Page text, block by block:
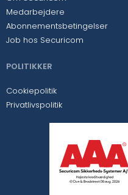
Medarbejdere
Abonnementsbetingelser
Job hos Securicom
POLITIKKER
Cookiepolitik
Privatlivspolitik